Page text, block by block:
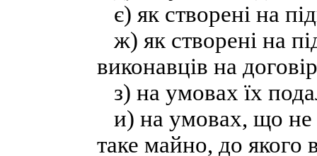
є) як створені на
ж) як створені на
виконавців на
з) на умовах їх
и) на умовах, що не
таке майно, до якого